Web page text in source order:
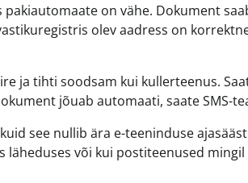
pakiautomaate on vähe. Dokument
olev aadress on
ja tihti soodsam kui kullerteenus.
jõuab automaati, saate SMS-
see nullib ära e-teeninduse
või kui postiteenused